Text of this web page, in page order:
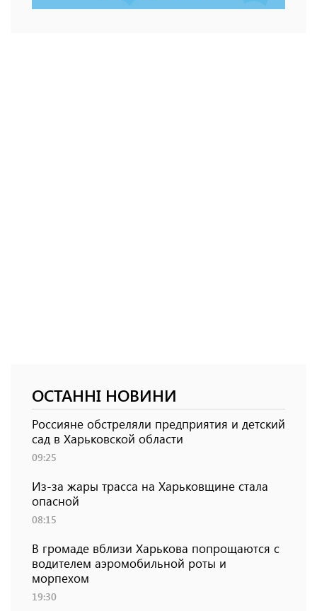
ОСТАННІ НОВИНИ
Россияне обстреляли предприятия и детский
сад в Харьковской области
09:25
Из-за жары трасса на Харьковщине стала
опасной
08:15
В громаде вблизи Харькова попрощаются с
водителем аэромобильной роты и
морпехом
19:30